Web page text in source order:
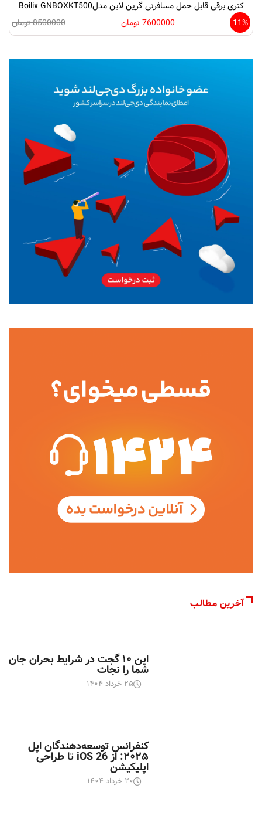
کتری برقی قابل حمل مسافرتی گرین لاین مدلBoilix GNBOXKT500
11%
7600000 تومان 8500000 تومان
آخرین مطالب
این ۱۰ گجت در شرایط بحران جان
شما را نجات
۲۵ خرداد ۱۴۰۴
کنفرانس توسعه‌دهندگان اپل
۲۰۲۵: از iOS 26 تا طراحی
اپلیکیشن
۲۰ خرداد ۱۴۰۴